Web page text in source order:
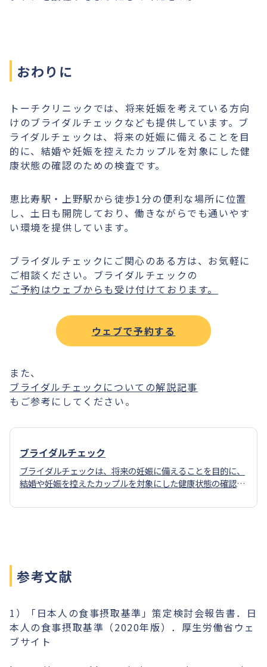
おわりに
トーチクリニックでは、将来妊娠を考えている方向
けのブライダルチェックなども提供しています。ブ
ライダルチェックは、将来の妊娠に備えることを目
的に、結婚や妊娠を控えたカップルを対象にした健
康状態の確認のための検査です。
恵比寿駅・上野駅から徒歩1分の便利な場所に位置
し、土日も開院しており、働きながらでも通いやす
い環境を提供しています。
ブライダルチェックにご関心のある方は、お気軽に
ご相談ください。ブライダルチェックの
ご予約はウェブからも受け付けております。
ウェブで予約する
また、
ブライダルチェックについての解説記事
もご参考にしてください。
ブライダルチェック
ブライダルチェックは、将来の妊娠に備えることを目的に、
結婚や妊娠を控えたカップルを対象にした健康状態の確認の
参考文献
1）「日本人の食事摂取基準」策定検討会報告書．日
本人の食事摂取基準（2020年版）．厚生労働省ウェ
ブサイト